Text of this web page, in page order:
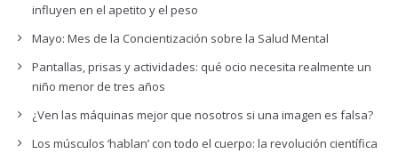
influyen en el apetito y el peso
Mayo: Mes de la Concientización sobre la Salud Mental
Pantallas, prisas y actividades: qué ocio necesita realmente un
niño menor de tres años
¿Ven las máquinas mejor que nosotros si una imagen es falsa?
Los músculos ‘hablan’ con todo el cuerpo: la revolución científica